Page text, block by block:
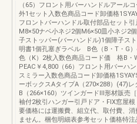
（65）フロント用バーハンドルアール
外1セット入数色商品コード卸価格
フロントバーハンドル取付部品セット
M8×50ナベ小ネジ2個M6×50皿小ネジ2
子ストッパー(バーハンドル)1個障子ス
明書1個孔塞ぎラベル B色（B・T・G
色（K）2枚入数色商品コード価 格B・
PEAC￥4,800（66）フロント用バーハ
スミラー入数色商品コード卸価格
ーボックスAタイプA（270×288）(47)
B（266×160）ツインガードⅢ形材販売
袖付2枚引ハンガー引戸ドア・FIX窓屋
要価格には運搬費、組立代、取付費、
ません。梱包明細表参考セット価格特